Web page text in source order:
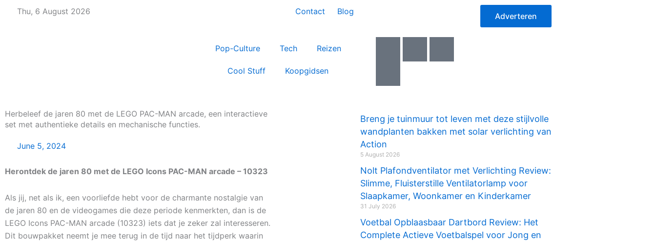
Thu, 6 August 2026 Contact Blog Adverteren
Pop-Culture Tech Reizen
Cool Stuff Koopgidsen
a
c
e
b
o
o
k
w
r
n
s
g
r
a
m
1
o
u
u
b
e
-
v
Herbeleef de jaren 80 met de LEGO PAC-MAN arcade, een interactieve
set met authentieke details en mechanische functies.
June 5, 2024
Herontdek de jaren 80 met de LEGO Icons PAC-MAN arcade – 10323
Als jij, net als ik, een voorliefde hebt voor de charmante nostalgie van
de jaren 80 en de videogames die deze periode kenmerkten, dan is de
LEGO Icons PAC-MAN arcade (10323) iets dat je zeker zal interesseren.
Dit bouwpakket neemt je mee terug in de tijd naar het tijdperk waarin
Breng je tuinmuur tot leven met deze stijlvolle
wandplanten bakken met solar verlichting van
Action
5 August 2026
Nolt Plafondventilator met Verlichting Review:
Slimme, Fluisterstille Ventilatorlamp voor
Slaapkamer, Woonkamer en Kinderkamer
31 July 2026
Voetbal Opblaasbaar Dartbord Review: Het
Complete Actieve Voetbalspel voor Jong en